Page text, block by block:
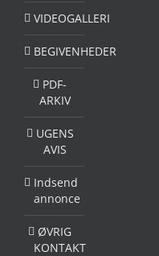
VIDEOGALLERI
BEGIVENHEDER
PDF-
ARKIV
UGENS
AVIS
Indsend
annonce
ØVRIG
KONTAKT